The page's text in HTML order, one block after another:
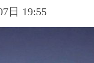
日 19:55